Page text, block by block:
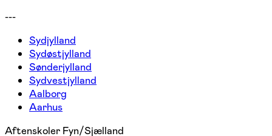
---
Sydjylland
Sydøstjylland
Sønderjylland
Sydvestjylland
Aalborg
Aarhus
Aftenskoler Fyn/Sjælland